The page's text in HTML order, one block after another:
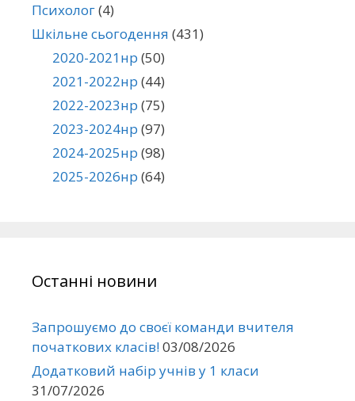
Психолог(4)
Шкільне сьогодення (431)
2020-2021нр (50)
2021-2022нр (44)
2022-2023нр (75)
2023-2024нр (97)
2024-2025нр (98)
2025-2026нр (64)
Останні новини
Запрошуємо до своєї команди вчителя
початкових класів!03/08/2026
Додатковий набір учнів у 1 класи
31/07/2026